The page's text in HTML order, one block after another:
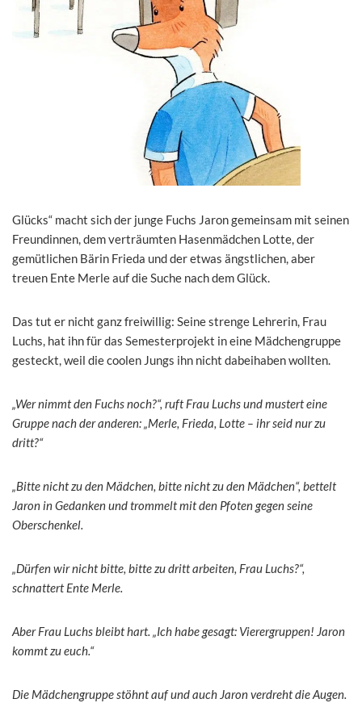
Glücks“ macht sich der junge Fuchs Jaron gemeinsam mit seinen
Freundinnen, dem verträumten Hasenmädchen Lotte, der
gemütlichen Bärin Frieda und der etwas ängstlichen, aber
treuen Ente Merle auf die Suche nach dem Glück.
Das tut er nicht ganz freiwillig: Seine strenge Lehrerin, Frau
Luchs, hat ihn für das Semesterprojekt in eine Mädchengruppe
gesteckt, weil die coolen Jungs ihn nicht dabeihaben wollten.
„Wer nimmt den Fuchs noch?“, ruft Frau Luchs und mustert eine
Gruppe nach der anderen: „Merle, Frieda, Lotte – ihr seid nur zu
dritt?“
„Bitte nicht zu den Mädchen, bitte nicht zu den Mädchen“, bettelt
Jaron in Gedanken und trommelt mit den Pfoten gegen seine
Oberschenkel.
„Dürfen wir nicht bitte, bitte zu dritt arbeiten, Frau Luchs?“,
schnattert Ente Merle.
Aber Frau Luchs bleibt hart. „Ich habe gesagt: Vierergruppen! Jaron
kommt zu euch.“
Die Mädchengruppe stöhnt auf und auch Jaron verdreht die Augen.